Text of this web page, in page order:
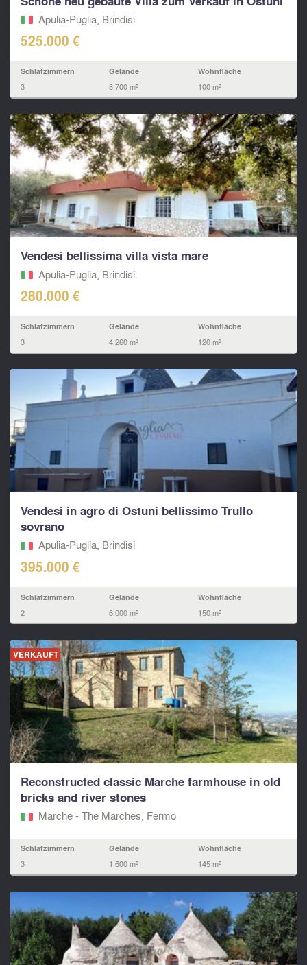
Apulia-Puglia, Brindisi
525.000 €
Schlafzimmern
3
Gelände
8.700 m²
Wohnfläche
100 m²
Vendesi bellissima villa vista mare
Apulia-Puglia, Brindisi
280.000 €
Schlafzimmern
3
Gelände
4.260 m²
Wohnfläche
120 m²
Vendesi in agro di Ostuni bellissimo Trullo
sovrano
Apulia-Puglia, Brindisi
395.000 €
Schlafzimmern
2
Gelände
6.000 m²
Wohnfläche
150 m²
VERKAUFT
Reconstructed classic Marche farmhouse in old
bricks and river stones
Marche - The Marches, Fermo‎
Schlafzimmern
3
Gelände
1.600 m²
Wohnfläche
145 m²